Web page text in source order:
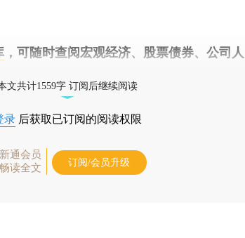
，可随时查阅宏观经济、股票债券、公司人
文共计1559字 订阅后继续阅读
录 后获取已订阅的阅读权限
通会员
读全文
订阅/会员升级